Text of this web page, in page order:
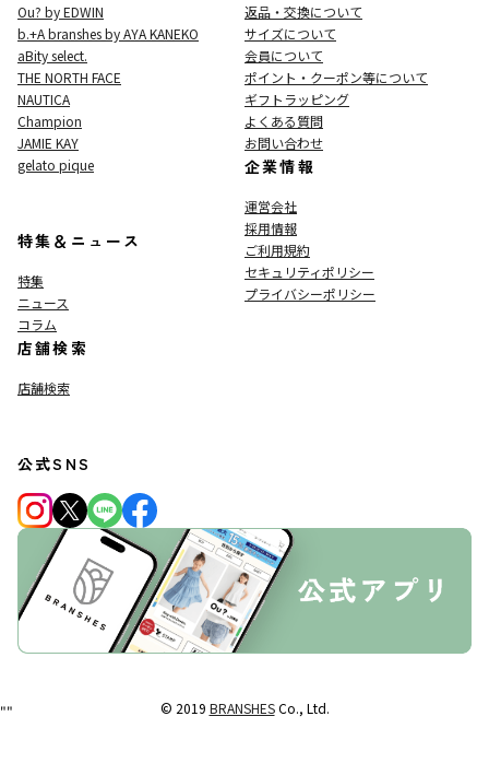
Ou? by EDWIN
b.+A branshes by AYA KANEKO
aBity select.
THE NORTH FACE
NAUTICA
Champion
JAMIE KAY
gelato pique
特集＆ニュース
特集
ニュース
コラム
店舗検索
店舗検索
返品・交換について
サイズについて
会員について
ポイント・クーポン等について
ギフトラッピング
よくある質問
お問い合わせ
企業情報
運営会社
採用情報
ご利用規約
セキュリティポリシー
プライバシーポリシー
公式SNS
© 2019 BRANSHESCo., Ltd.
""